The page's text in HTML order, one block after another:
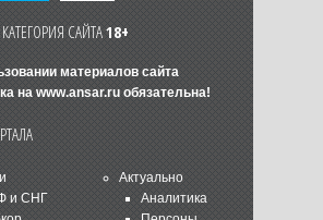
САЙТА18+
материалов сайта
на www.ansar.ruобязательна!
и СНГ
Актуально
Аналитика